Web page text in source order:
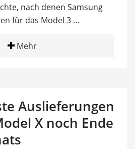
nach denen Samsung
für das Model 3 …
Mehr
Auslieferungen
X noch Ende